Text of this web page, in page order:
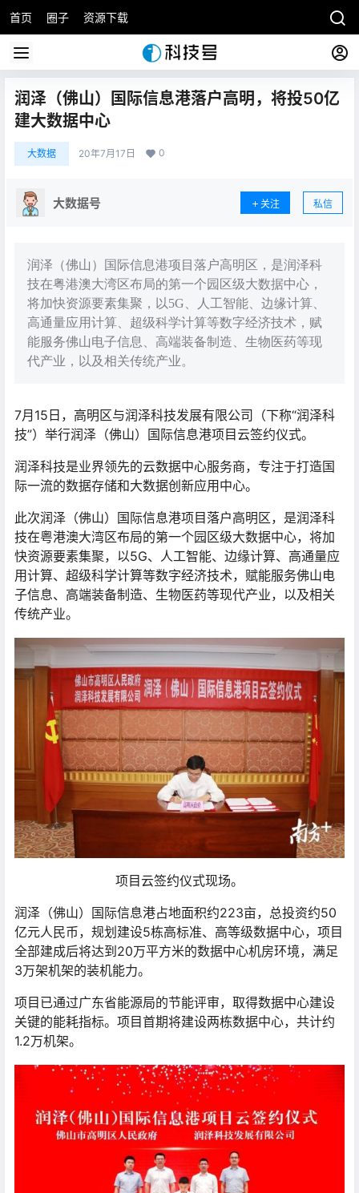
首页 圈子 资源下载
润泽（佛山）国际信息港落户高明，将投50亿
建大数据中心
大数据 20年7月17日 0
大数据号 关注 私信
润泽（佛山）国际信息港项目落户高明区，是润泽科
技在粤港澳大湾区布局的第一个园区级大数据中心，
将加快资源要素集聚，以5G、人工智能、边缘计算、
高通量应用计算、超级科学计算等数字经济技术，赋
能服务佛山电子信息、高端装备制造、生物医药等现
代产业，以及相关传统产业。
7月15日，高明区与润泽科技发展有限公司（下称“润泽科
技”）举行润泽（佛山）国际信息港项目云签约仪式。
润泽科技是业界领先的云数据中心服务商，专注于打造国
际一流的数据存储和大数据创新应用中心。
此次润泽（佛山）国际信息港项目落户高明区，是润泽科
技在粤港澳大湾区布局的第一个园区级大数据中心，将加
快资源要素集聚，以5G、人工智能、边缘计算、高通量应
用计算、超级科学计算等数字经济技术，赋能服务佛山电
子信息、高端装备制造、生物医药等现代产业，以及相关
传统产业。
项目云签约仪式现场。
润泽（佛山）国际信息港占地面积约223亩，总投资约50
亿元人民币，规划建设5栋高标准、高等级数据中心，项目
全部建成后将达到20万平方米的数据中心机房环境，满足
3万架机架的装机能力。
项目已通过广东省能源局的节能评审，取得数据中心建设
关键的能耗指标。项目首期将建设两栋数据中心，共计约
1.2万机架。